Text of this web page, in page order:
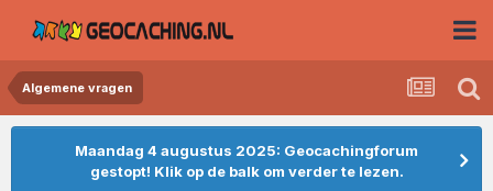
Algemene vragen
Maandag 4 augustus 2025: Geocachingforum
gestopt! Klik op de balk om verder te lezen.